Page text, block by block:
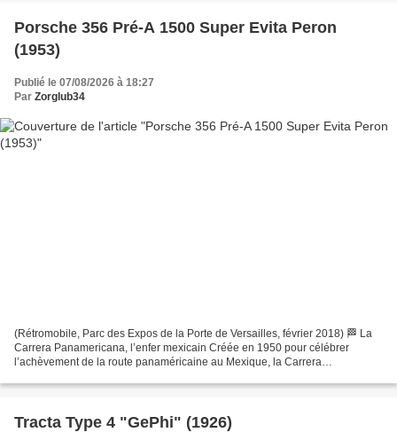
Porsche 356 Pré-A 1500 Super Evita Peron
(1953)
Publié le 07/08/2026 à 18:27
Par Zorglub34
(Rétromobile, Parc des Expos de la Porte de Versailles, février 2018) 🏁 La
Carrera Panamericana, l’enfer mexicain Créée en 1950 pour célébrer
l’achèvement de la route panaméricaine au Mexique, la Carrera
Tracta Type 4 "GePhi" (1926)